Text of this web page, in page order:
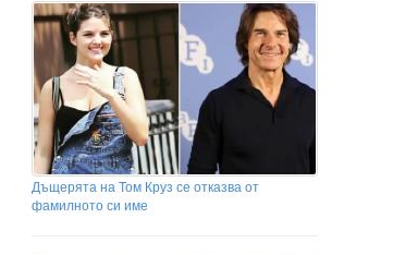
Дъщерята на Том Круз се отказва от
фамилното си име